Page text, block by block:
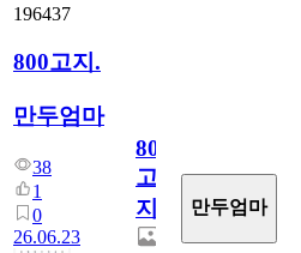
196437
800고지.
만두엄마
38
1
0
26.06.23
800
고
지.
만두엄마